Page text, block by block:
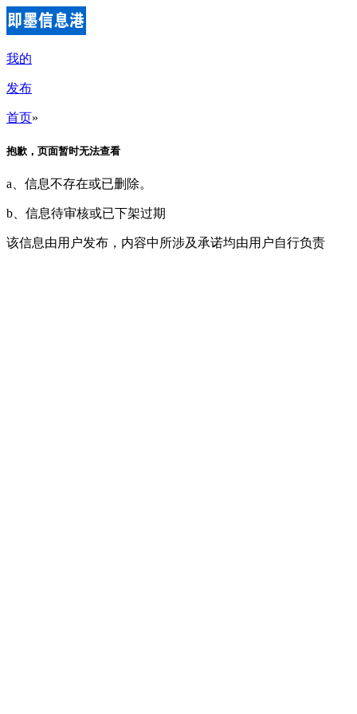
我的
发布
首页»
抱歉，页面暂时无法查看
a、信息不存在或已删除。
b、信息待审核或已下架过期
该信息由用户发布，内容中所涉及承诺均由用户自行负责